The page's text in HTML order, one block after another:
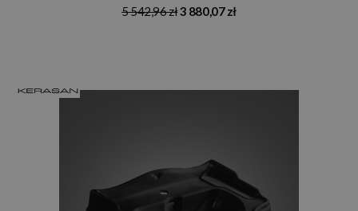
5 542,96 zł3 880,07 zł